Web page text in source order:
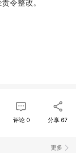
令整改。
评论 0 分享67
更多